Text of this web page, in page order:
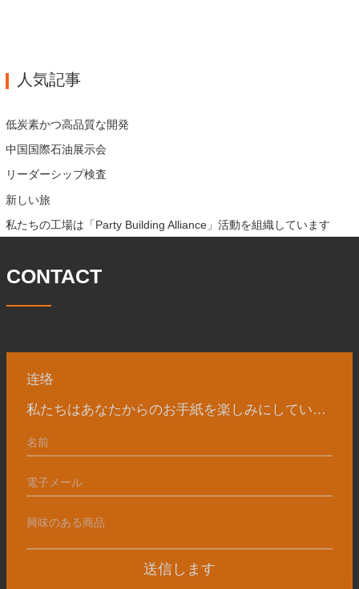
人気記事
低炭素かつ高品質な開発
中国国際石油展示会
リーダーシップ検査
新しい旅
私たちの工場は「Party Building Alliance」活動を組織しています
CONTACT
连络
私たちはあなたからのお手紙を楽しみにしています
送信します